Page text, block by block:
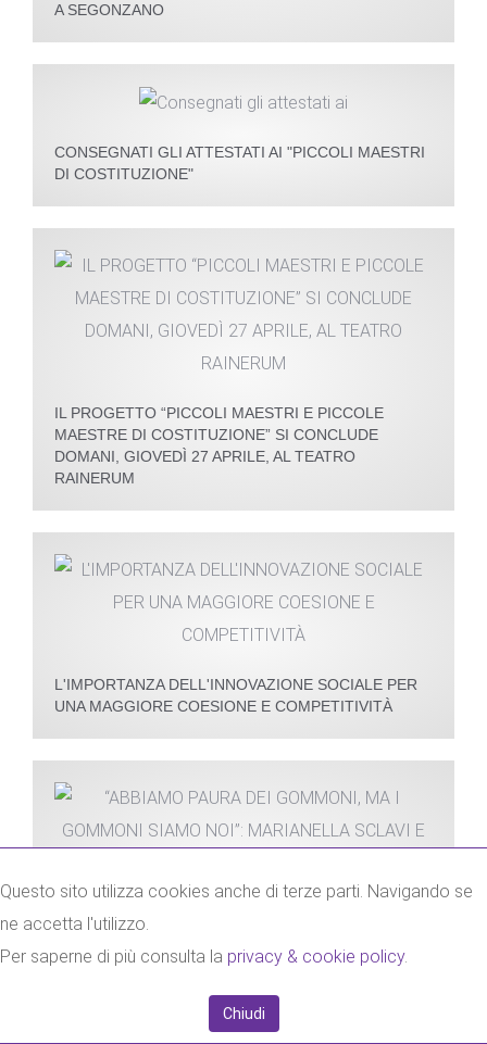
A SEGONZANO
CONSEGNATI GLI ATTESTATI AI "PICCOLI MAESTRI
DI COSTITUZIONE"
IL PROGETTO “PICCOLI MAESTRI E PICCOLE
MAESTRE DI COSTITUZIONE” SI CONCLUDE
DOMANI, GIOVEDÌ 27 APRILE, AL TEATRO
RAINERUM
L'IMPORTANZA DELL'INNOVAZIONE SOCIALE PER
UNA MAGGIORE COESIONE E COMPETITIVITÀ
“ABBIAMO PAURA DEI GOMMONI, MA I GOMMONI
SIAMO NOI”: MARIANELLA SCLAVI E MASSIMO
CIRRI TRA RESISTENZE E CONFINI
Questo sito utilizza cookies anche di terze parti. Navigando se
ne accetta l'utilizzo.
Per saperne di più consulta la privacy & cookie policy.
Chiudi